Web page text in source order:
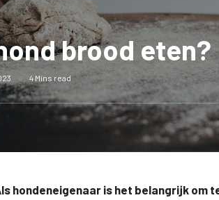
brood eten?
4 Mins read
hondeneigenaar is het belangrijk om